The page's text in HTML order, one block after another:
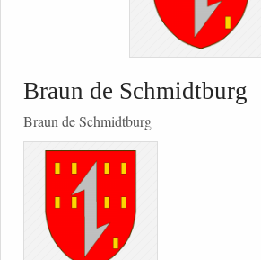
Braun de Schmidtburg
Braun de Schmidtburg